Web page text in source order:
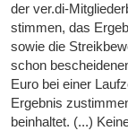
der ver.di-
stimmen, das
sowie die
schon
Euro bei einer
Ergebnis
beinhaltet. (...)